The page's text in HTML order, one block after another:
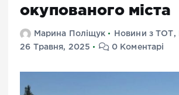
окупованого міста
Марина Поліщук Новини з ТОТ,
26 Травня, 2025
0 Коментарі